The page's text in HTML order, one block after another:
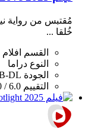
مُقتبس من رواية
خُلقا ...
القسم
النوع دراما
الجودة DL
التقييم 6.0 / 10